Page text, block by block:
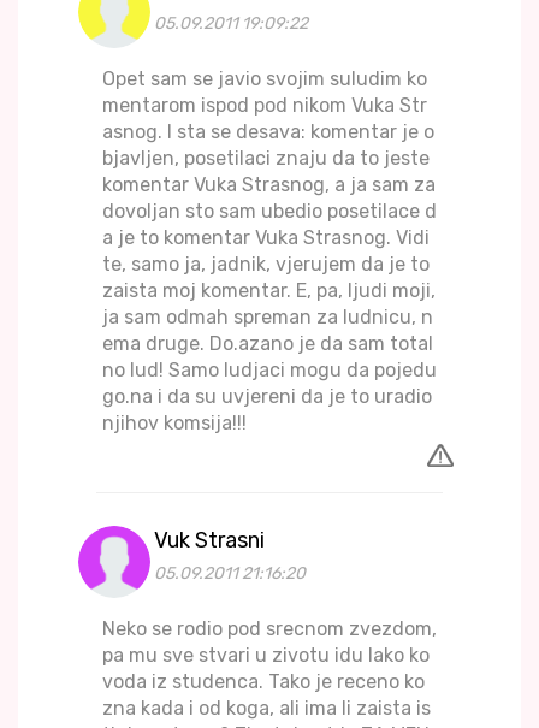
05.09.2011 19:09:22
Opet sam se javio svojim suludim ko
mentarom ispod pod nikom Vuka Str
asnog. I sta se desava: komentar je o
bjavljen, posetilaci znaju da to jeste
komentar Vuka Strasnog, a ja sam za
dovoljan sto sam ubedio posetilace d
a je to komentar Vuka Strasnog. Vidi
te, samo ja, jadnik, vjerujem da je to
zaista moj komentar. E, pa, ljudi moji,
ja sam odmah spreman za ludnicu, n
ema druge. Do.azano je da sam total
no lud! Samo ludjaci mogu da pojedu
go.na i da su uvjereni da je to uradio
njihov komsija!!!
Vuk Strasni
05.09.2011 21:16:20
Neko se rodio pod srecnom zvezdom,
pa mu sve stvari u zivotu idu lako ko
voda iz studenca. Tako je receno ko
zna kada i od koga, ali ima li zaista is